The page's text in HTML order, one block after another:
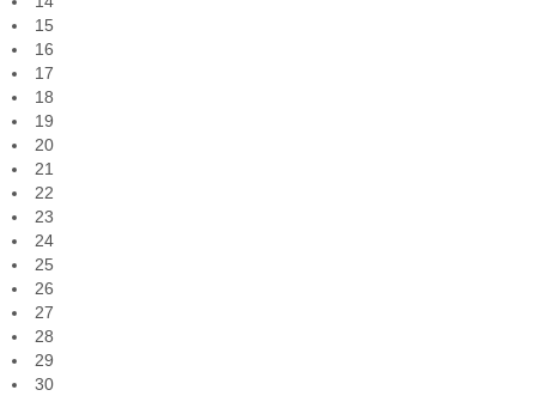
15
16
17
18
19
20
21
22
23
24
25
26
27
28
29
30